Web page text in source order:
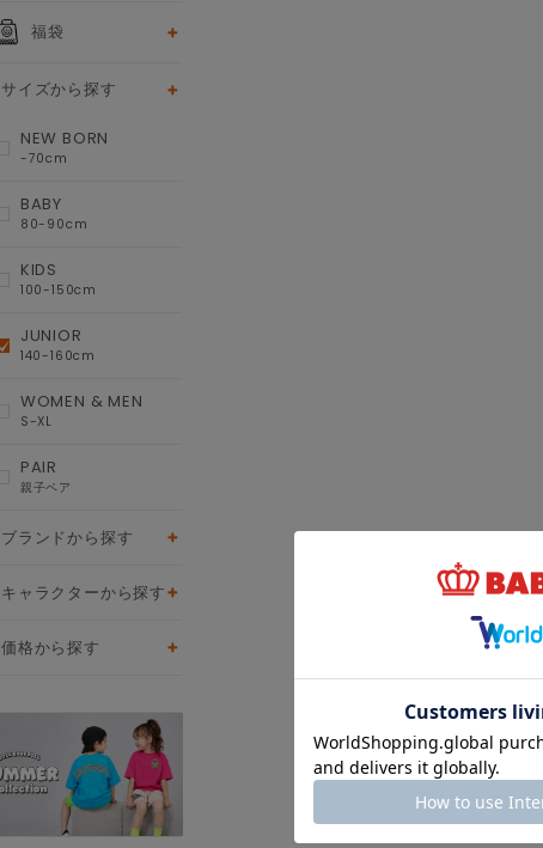
福袋
サイズから探す
NEW BORN
-70cm
BABY
80-90cm
KIDS
100-150cm
JUNIOR
140-160cm
WOMEN & MEN
S-XL
PAIR
親子ペア
ブランドから探す
キャラクターから探す
価格から探す